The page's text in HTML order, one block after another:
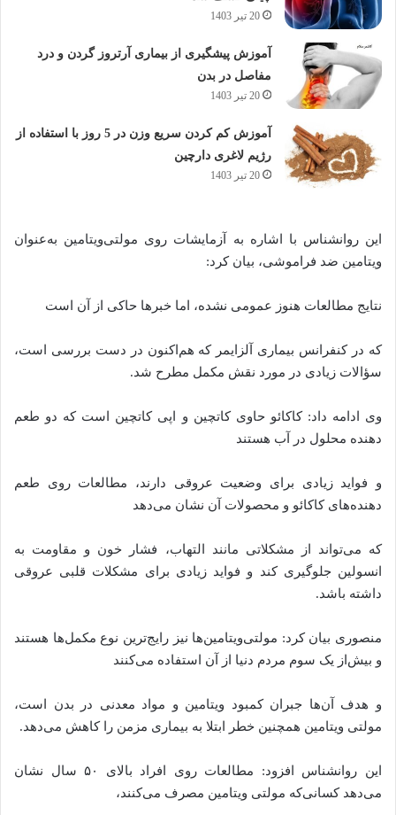
20 تیر 1403
آموزش پیشگیری از بیماری آرتروز گردن و درد
مفاصل در بدن
20 تیر 1403
آموزش کم کردن سریع وزن در 5 روز با استفاده از
رژیم لاغری دارچین
20 تیر 1403
این روانشناس با اشاره به آزمایشات روی مولتی‌ویتامین به‌عنوان
ویتامین ضد فراموشی، بیان کرد:
نتایج مطالعات هنوز عمومی نشده، اما خبر‌ها حاکی از آن است
که در کنفرانس بیماری آلزایمر که هم‌اکنون در دست بررسی است،
سؤالات زیادی در مورد نقش مکمل مطرح شد.
وی ادامه داد: کاکائو حاوی کاتچین و اپی کاتچین است که دو طعم
دهنده محلول در آب هستند
و فواید زیادی برای وضعیت عروقی دارند، مطالعات روی طعم
دهنده‌های کاکائو و محصولات آن نشان می‌دهد
که می‌تواند از مشکلاتی مانند التهاب، فشار خون و مقاومت به
انسولین جلوگیری کند و فواید زیادی برای مشکلات قلبی عروقی
داشته باشد.
منصوری بیان کرد: مولتی‌ویتامین‌ها نیز رایج‌ترین نوع مکمل‌ها هستند
و بیش‌از یک سوم مردم دنیا از آن استفاده می‌کنند
و هدف آن‌ها جبران کمبود ویتامین و مواد معدنی در بدن است،
مولتی ویتامین همچنین خطر ابتلا به بیماری مزمن را کاهش می‌دهد.
این روانشناس افزود: مطالعات روی افراد بالای ۵۰ سال نشان
می‌دهد کسانی‌که مولتی ویتامین مصرف می‌کنند،